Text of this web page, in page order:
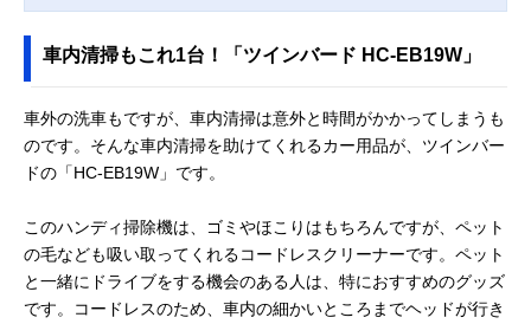
車内清掃もこれ1台！「ツインバード HC-EB19W」
車外の洗車もですが、車内清掃は意外と時間がかかってしまうも
のです。そんな車内清掃を助けてくれるカー用品が、ツインバー
ドの「HC-EB19W」です。
このハンディ掃除機は、ゴミやほこりはもちろんですが、ペット
の毛なども吸い取ってくれるコードレスクリーナーです。ペット
と一緒にドライブをする機会のある人は、特におすすめのグッズ
です。コードレスのため、車内の細かいところまでヘッドが行き